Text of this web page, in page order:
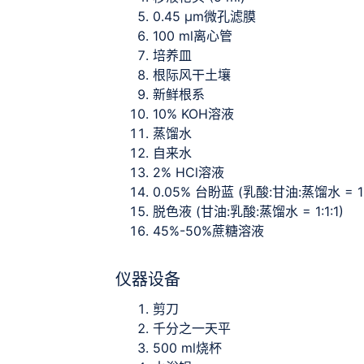
0.45 μm微孔滤膜
100 ml离心管
培养皿
根际风干土壤
新鲜根系
10% KOH溶液
蒸馏水
自来水
2% HCl溶液
0.05% 台盼蓝 (乳酸:甘油:蒸馏水 =
脱色液 (甘油:乳酸:蒸馏水 = 1:1:1)
45%-50%蔗糖溶液
仪器设备
剪刀
千分之一天平
500 ml烧杯